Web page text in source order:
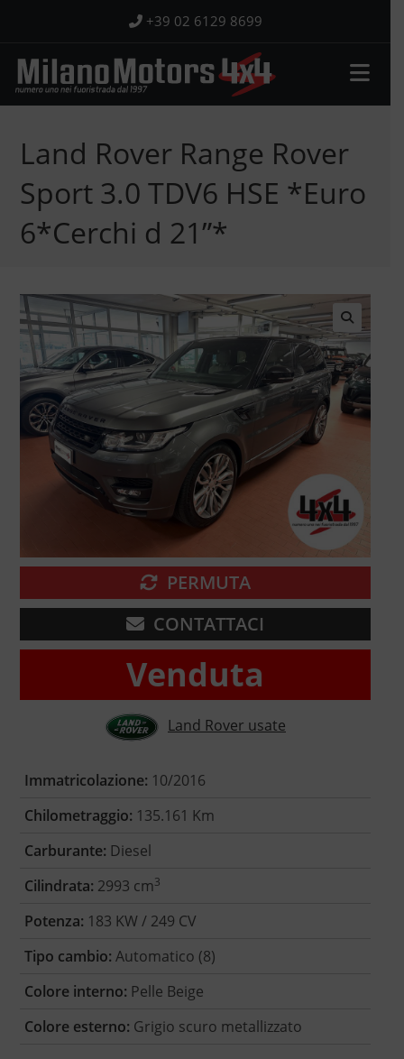
contenuto
+39 02 6129 8699
Land Rover Range Rover
Sport 3.0 TDV6 HSE *Euro
6*Cerchi d 21”*
🔍
PERMUTA
CONTATTACI
Venduta
Land Rover usate
Immatricolazione: 10/2016
Chilometraggio: 135.161 Km
Carburante: Diesel
Cilindrata: 2993 cm3
Potenza: 183 KW / 249 CV
Tipo cambio: Automatico (8)
Colore interno: Pelle Beige
Colore esterno: Grigio scuro metallizzato